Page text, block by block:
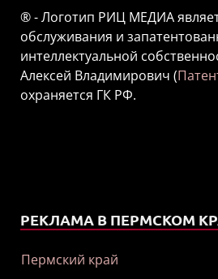
® - Логотип РИЦ МЕДИА
обслуживания и
интеллектуальной
Алексей Владимирович (
охраняется ГК РФ.
РЕКЛАМА В ПЕРМСКОМ
Пермский край